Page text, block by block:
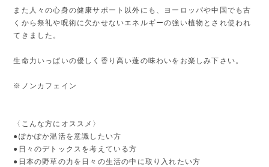
また人々の心身の健康サポート以外にも、ヨーロッパや中国でも古
くから祭礼や呪術に欠かせないエネルギーの強い植物とされ使われ
てきました。
生命力いっぱいの優しく香り高い蓬の味わいをお楽しみ下さい。
※ノンカフェイン
〈こんな方にオススメ〉
●ぽかぽか温活を意識したい方
●日々のデトックスを考えている方
●日本の野草の力を日々の生活の中に取り入れたい方